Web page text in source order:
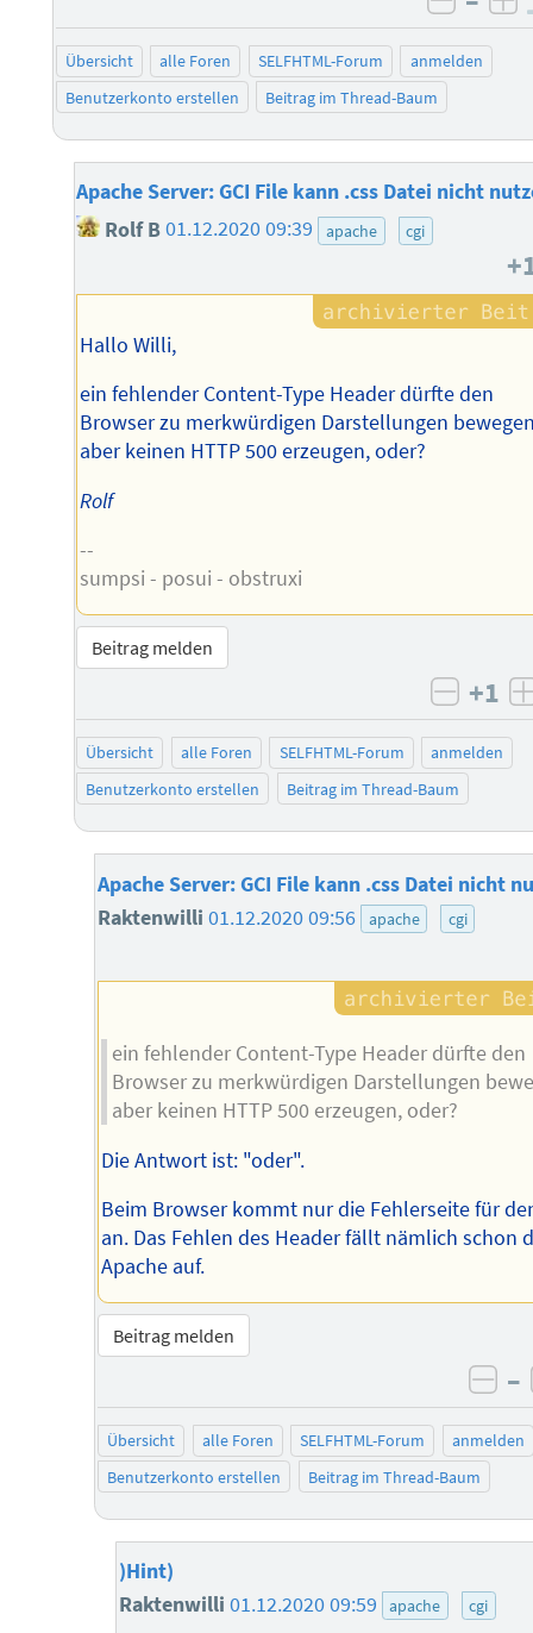
Übersicht alle Foren SELFHTML-Forum
anmelden
Benutzerkonto erstellen
Beitrag im Thread-Baum
Apache Server: GCI File kann .css Datei nicht
Rolf B01.12.2020 09:39 apache cgi
Hallo Willi,
ein fehlender Content-Type Header dürfte den
Browser zu merkwürdigen Darstellungen
aber keinen HTTP 500 erzeugen, oder?
Rolf
--
sumpsi - posui - obstruxi
Beitrag melden
+1
Übersicht alle Foren SELFHTML-Forum
anmelden
Benutzerkonto erstellen
Beitrag im Thread-Baum
Apache Server: GCI File kann .css Datei nicht
Raktenwilli 01.12.2020 09:56 apache cgi
ein fehlender Content-Type Header dürfte den
Browser zu merkwürdigen Darstellungen
aber keinen HTTP 500 erzeugen, oder?
Die Antwort ist: "oder".
Beim Browser kommt nur die Fehlerseite für
an. Das Fehlen des Header fällt nämlich schon
Apache auf.
Beitrag melden
–
Übersicht alle Foren SELFHTML-Forum
anmelden
Benutzerkonto erstellen
Beitrag im Thread-Baum
)Hint)
Raktenwilli 01.12.2020 09:59 apache cgi